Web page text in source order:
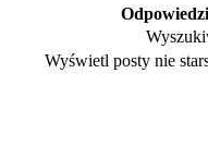
Wyświetl posty nie